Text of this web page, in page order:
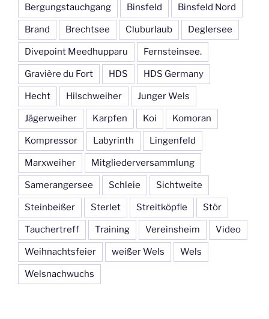
Bergungstauchgang Binsfeld Binsfeld Nord
Brand Brechtsee Cluburlaub Deglersee
Divepoint Meedhupparu Fernsteinsee.
Gravière du Fort HDS HDS Germany
Hecht Hilschweiher Junger Wels
Jägerweiher Karpfen Koi Komoran
Kompressor Labyrinth Lingenfeld
Marxweiher Mitgliederversammlung
Samerangersee Schleie Sichtweite
Steinbeißer Sterlet Streitköpfle Stör
Tauchertreff Training Vereinsheim Video
Weihnachtsfeier weißer Wels Wels
Welsnachwuchs